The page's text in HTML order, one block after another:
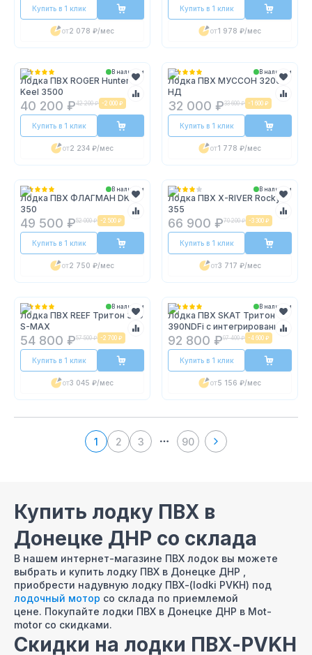
Купить в 1 клик
от2 078 ₽/мес
Купить в 1 клик
от1 978 ₽/мес
В наличии
Лодка ПВХ ROGER Hunter
Keel 3500
40 200 ₽42 200 ₽ -2 000 ₽
Купить в 1 клик
от2 234 ₽/мес
В наличии
Лодка ПВХ МУССОН 3200
НД
32 000 ₽33 600 ₽ -1 600 ₽
Купить в 1 клик
от1 778 ₽/мес
В наличии
Лодка ПВХ ФЛАГМАН DK
350
49 500 ₽52 000 ₽ -2 500 ₽
Купить в 1 клик
от2 750 ₽/мес
В наличии
Лодка ПВХ X-RIVER Rocky
355
66 900 ₽70 200 ₽ -3 300 ₽
Купить в 1 клик
от3 717 ₽/мес
В наличии
Лодка ПВХ REEF Тритон 370
S-MAX
54 800 ₽57 500 ₽ -2 700 ₽
Купить в 1 клик
от3 045 ₽/мес
В наличии
Лодка ПВХ SKAT Тритон
390NDFi с интегрированным
фальшбортом
92 800 ₽97 400 ₽ -4 600 ₽
Купить в 1 клик
от5 156 ₽/мес
1 2 3
More pages
90
Купить лодку ПВХ в
Донецке ДНР со склада
В нашем интернет-магазине ПВХ лодок вы можете
выбрать и купить лодку ПВХ в Донецке ДНР ,
приобрести надувную лодку ПВХ-(lodki PVKH) под
лодочный мотор со склада по приемлемой
цене. Покупайте лодки ПВХ в Донецке ДНР в Mot-
motor со скидками.
Скидки на лодки ПВХ-PVKH